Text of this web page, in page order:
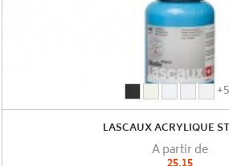
anthracite
(
lascaux
)
blanc
cassé
(
lascaux
)
blanc
cristal
(
lascaux
)
blanc
de
titane
(
lascaux
(
LASCAUX ACRYLIQUE
A partir de